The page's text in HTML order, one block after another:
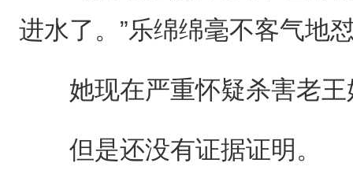
进水了。”乐绵绵毫不客气地
她现在严重怀疑杀害老王
但是还没有证据证明。